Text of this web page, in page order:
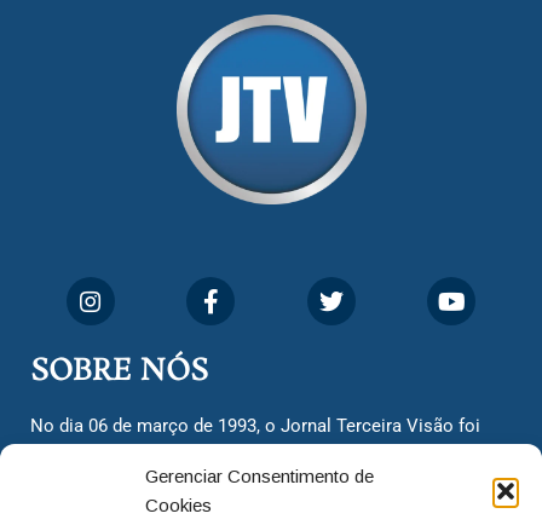
Gerenciar Consentimento de
Cookies
SOBRE NÓS
No dia 06 de março de 1993, o Jornal Terceira Visão foi
cidadãos valinhenses, já que naquela época só existiam
dois jornais. Há mais de 30 anos, o jornal continua